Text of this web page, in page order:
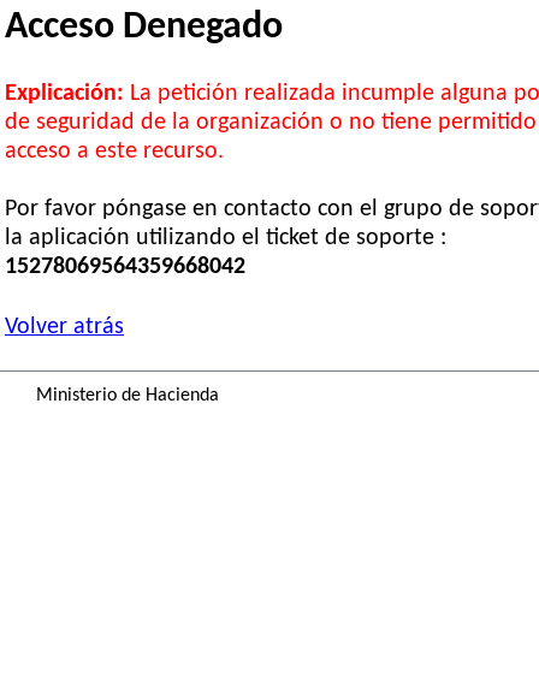
Acceso Denegado
Explicación: La petición realizada incumple alguna
de seguridad de la organización o no tiene
acceso a este recurso.
Por favor póngase en contacto con el grupo de
la aplicación utilizando el ticket de soporte :
15278069564359668042
Volver atrás
Ministerio de Hacienda